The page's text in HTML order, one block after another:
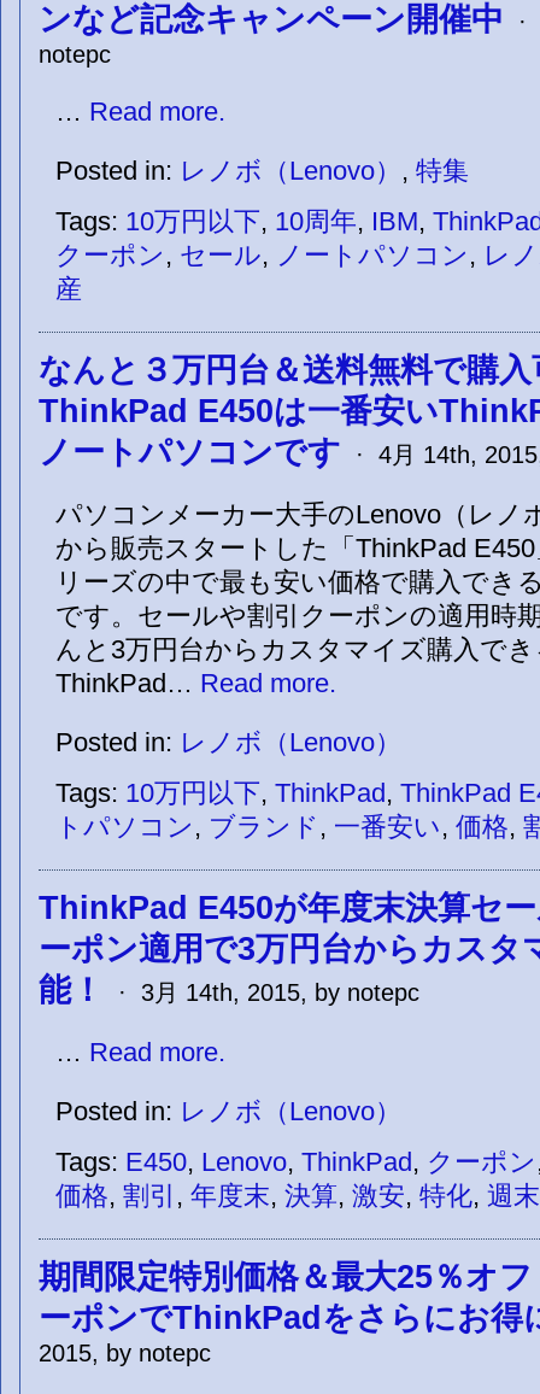
ンなど記念キャンペーン開催中
·
notepc
… Read more.
Posted in: レノボ（Lenovo） , 特集
Tags: 10万円以下, 10周年, IBM,
クーポン , セール, ノートパソコン , レ
産
なんと３万円台＆送料無料で購入
ThinkPad E450は一番安い
ノートパソコンです
· 4月 14th,
パソコンメーカー大手のLenovo（レノ
から販売スタートした「ThinkPad
リーズの中で最も安い価格で購入でき
です。セールや割引クーポンの適用時
んと3万円台からカスタマイズ購入で
ThinkPad… Read more.
Posted in: レノボ（Lenovo）
Tags: 10万円以下, ThinkPad , ThinkPad
トパソコン , ブランド , 一番安い, 価格,
ThinkPad E450が年度末決算セ
ーポン適用で3万円台からカスタ
能！
· 3月 14th, 2015, by notepc
… Read more.
Posted in: レノボ（Lenovo）
Tags: E450, Lenovo, ThinkPad , クーポン
価格, 割引 , 年度末, 決算, 激安, 特化, 週末
期間限定特別価格＆最大25％オ
ーポンでThinkPadをさらにお得
2015, by notepc